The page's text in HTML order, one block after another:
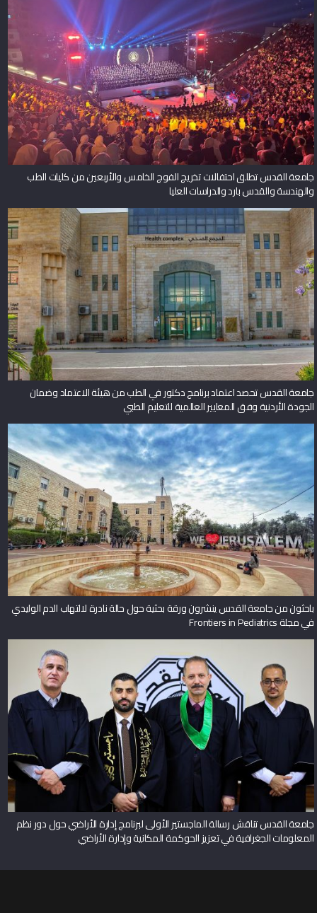
جامعة القدس تطلق احتفالات تخريج الفوج الخامس والأربعين من كليات الطب
والهندسة والقدس بارد والدراسات العليا
جامعة القدس تحصد اعتماد برنامج دكتور في الطب من هيئة الاعتماد وضمان
الجودة الأردنية وفق المعايير العالمية للتعليم الطبي
باحثون من جامعة القدس ينشرون ورقة بحثية حول حالة نادرة لالتهاب الدم الوليدي
في مجلة Frontiers in Pediatrics
جامعة القدس تناقش رسالة الماجستير الأولى لبرنامج إدارة الأراضي حول دور نظم
المعلومات الجغرافية في تعزيز الحوكمة المكانية وإدارة الأراضي